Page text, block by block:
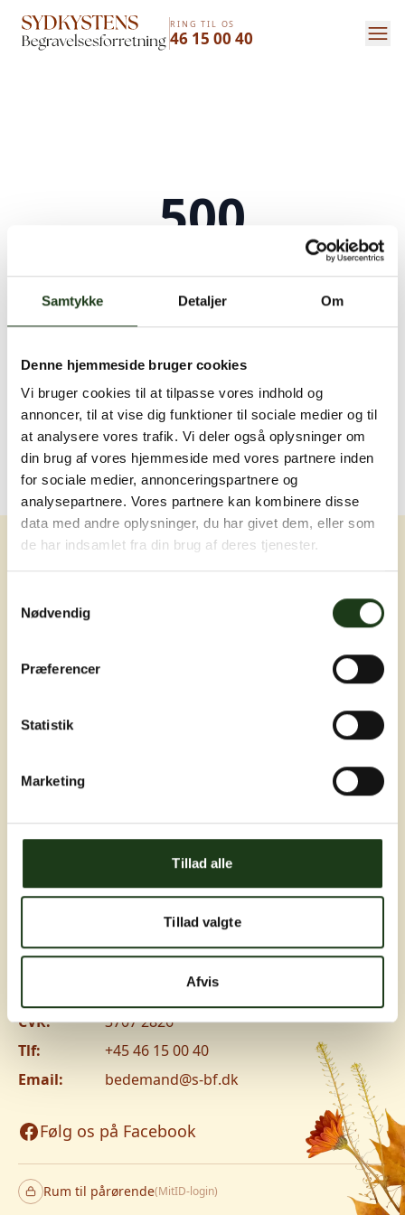
Samtykke Detaljer Om
Denne hjemmeside bruger cookies
Vi bruger cookies til at tilpasse vores indhold og
annoncer, til at vise dig funktioner til sociale medier og til
at analysere vores trafik. Vi deler også oplysninger om
din brug af vores hjemmeside med vores partnere inden
for sociale medier, annonceringspartnere og
analysepartnere. Vores partnere kan kombinere disse
data med andre oplysninger, du har givet dem, eller som
de har indsamlet fra din brug af deres tjenester.
Nødvendig
Præferencer
Statistik
Marketing
Tillad alle
Tillad valgte
Afvis
RING TIL OS
46 15 00 40
500
Serverfejl
Der opstod en intern serverfejl. Vi arbejder på
Kontakt os på +45 46 15 00 40 bedemand@s-bf.dk
Erfaring, nærvær og omsorg ved livets
Adresser
Jyllingevej 8, 2720 Vanløse
CVR:
3707 2826
Tlf:
+45 46 15 00 40
Email:
bedemand@s-bf.dk
Følg os på Facebook
Rum til pårørende(MitID-login)